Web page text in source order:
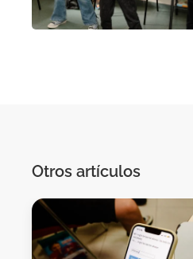
Otros artículos